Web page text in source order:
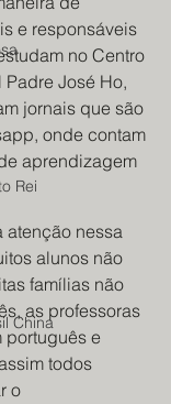
Rei
China
e responsáveis
no Centro
José Ho,
jornais que são
onde contam
aprendizagem
atenção nessa
alunos não
famílias não
as professoras
português e
todos
o